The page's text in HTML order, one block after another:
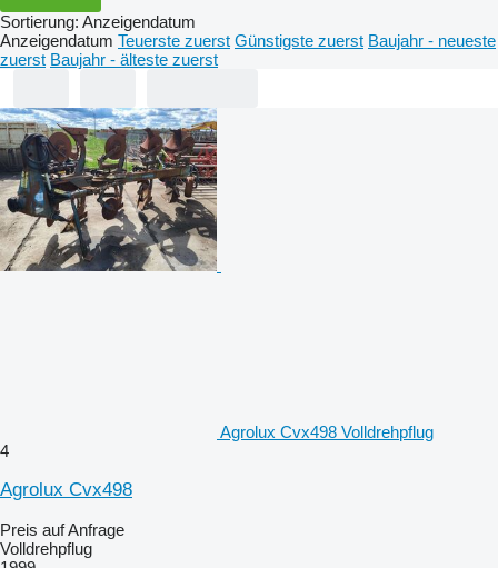
Sortierung: Anzeigendatum
Anzeigendatum Teuerste zuerst Günstigste zuerst Baujahr - neueste
zuerst Baujahr - älteste zuerst
Agrolux Cvx498 Volldrehpflug
4
Agrolux Cvx498
Preis auf Anfrage
Volldrehpflug